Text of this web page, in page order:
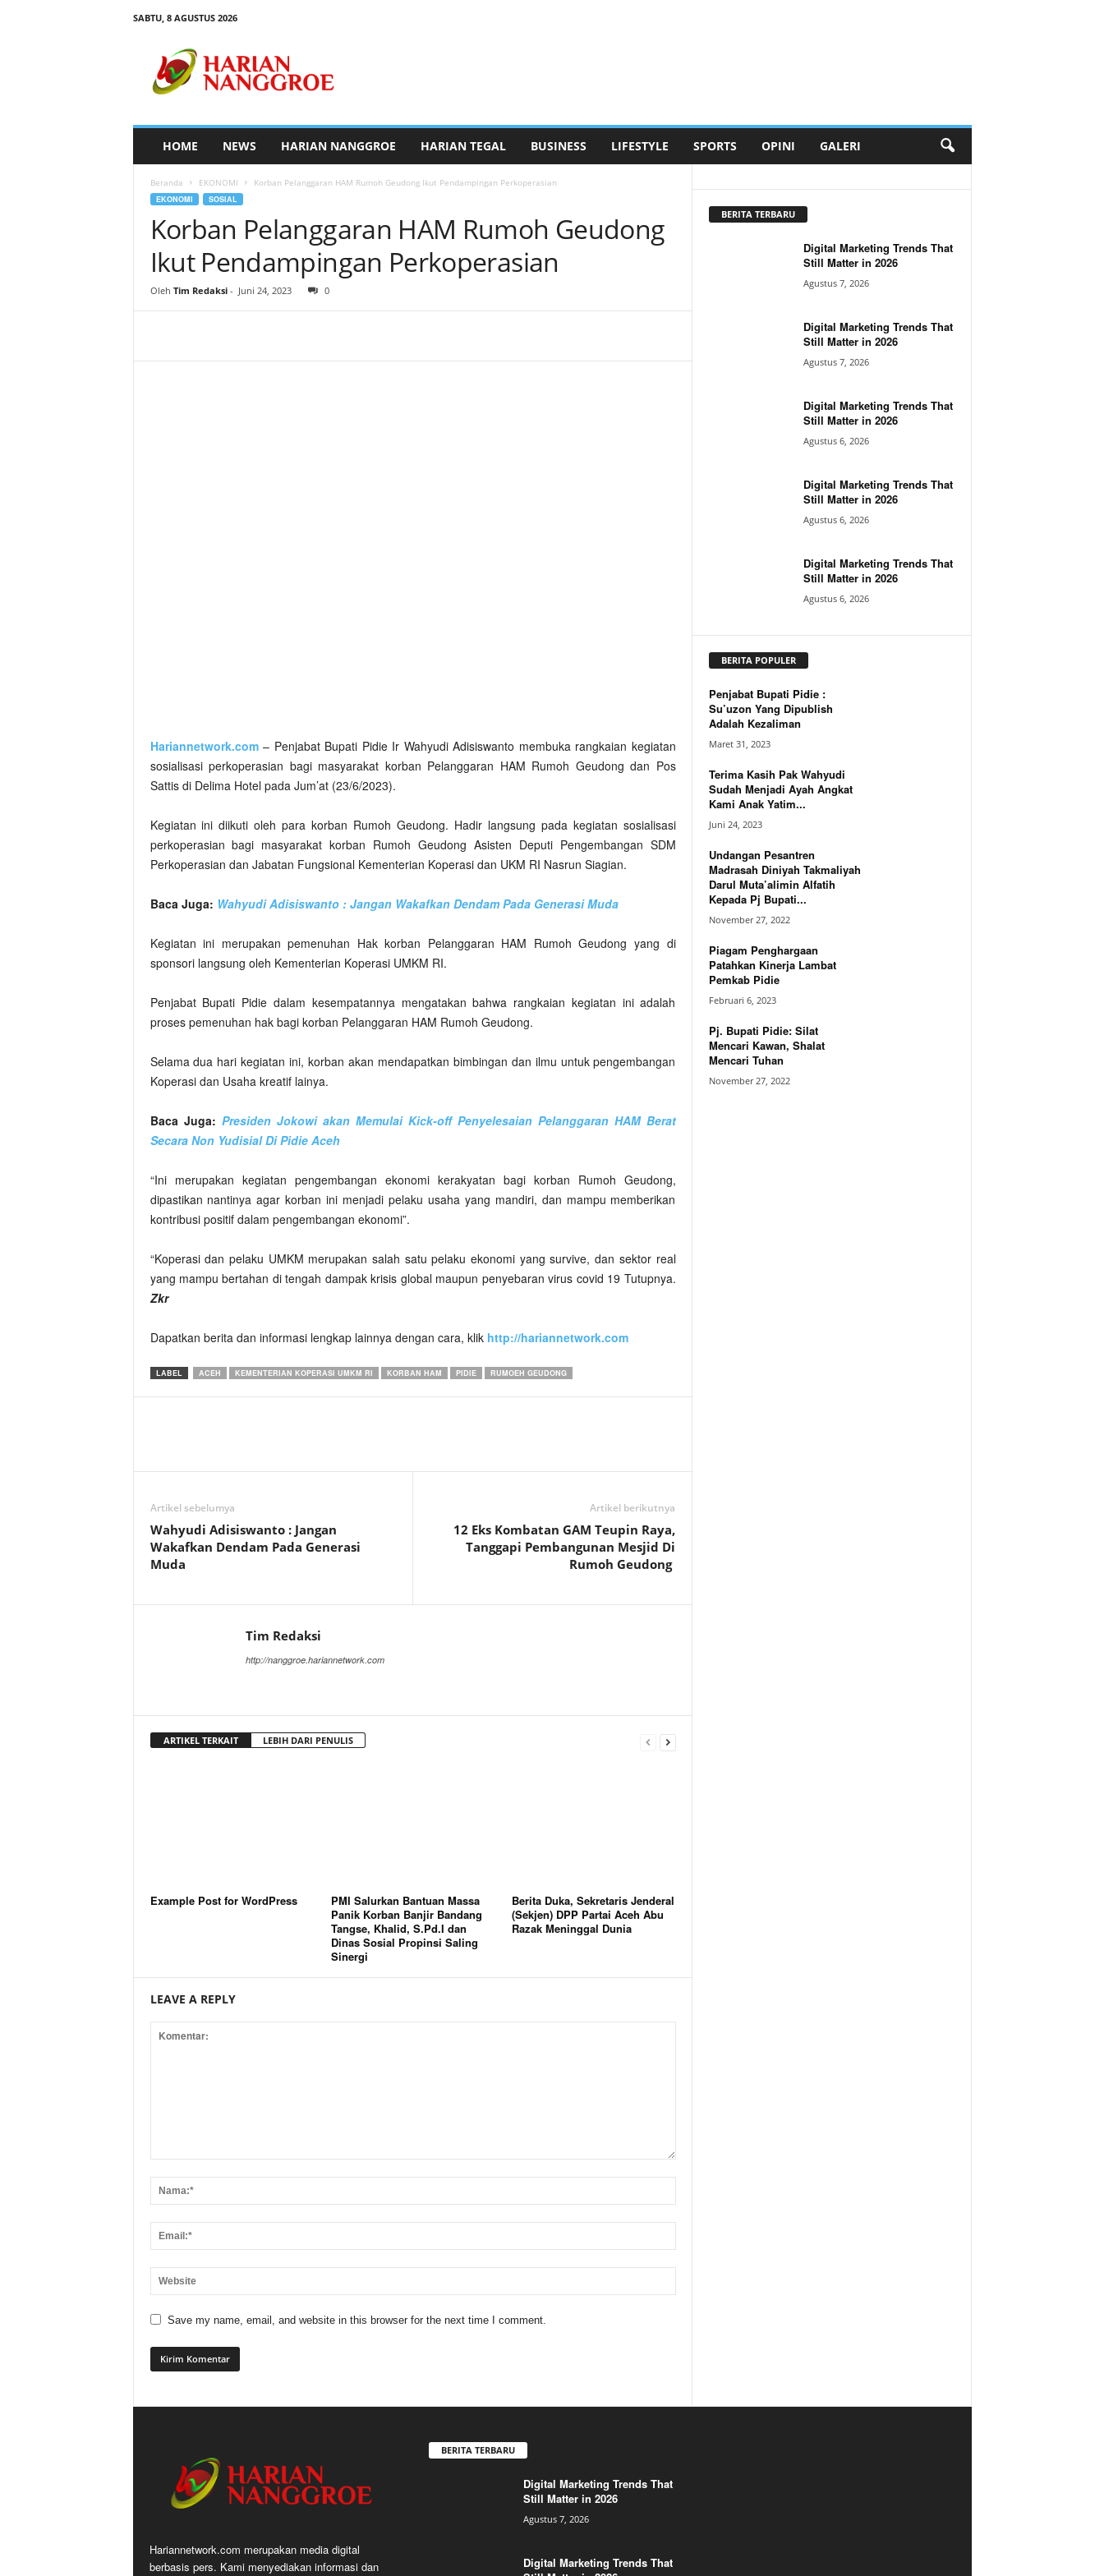
SABTU, 8 AGUSTUS 2026
HOME NEWS HARIAN NANGGROE HARIAN TEGAL BUSINESS LIFESTYLE SPORTS OPINI GALERI
Beranda EKONOMI Korban Pelanggaran HAM Rumoh Geudong Ikut Pendampingan Perkoperasian
EKONOMI SOSIAL
Korban Pelanggaran HAM Rumoh Geudong
Ikut Pendampingan Perkoperasian
Oleh Tim Redaksi- Juni 24, 2023 0
Hariannetwork.com– Penjabat Bupati Pidie Ir Wahyudi Adisiswanto membuka rangkaian kegiatan
sosialisasi perkoperasian bagi masyarakat korban Pelanggaran HAM Rumoh Geudong dan Pos
Sattis di Delima Hotel pada Jum’at (23/6/2023).
Kegiatan ini diikuti oleh para korban Rumoh Geudong. Hadir langsung pada kegiatan sosialisasi
perkoperasian bagi masyarakat korban Rumoh Geudong Asisten Deputi Pengembangan SDM
Perkoperasian dan Jabatan Fungsional Kementerian Koperasi dan UKM RI Nasrun Siagian.
Baca Juga: Wahyudi Adisiswanto : Jangan Wakafkan Dendam Pada Generasi Muda
Kegiatan ini merupakan pemenuhan Hak korban Pelanggaran HAM Rumoh Geudong yang di
sponsori langsung oleh Kementerian Koperasi UMKM RI.
Penjabat Bupati Pidie dalam kesempatannya mengatakan bahwa rangkaian kegiatan ini adalah
proses pemenuhan hak bagi korban Pelanggaran HAM Rumoh Geudong.
Selama dua hari kegiatan ini, korban akan mendapatkan bimbingan dan ilmu untuk pengembangan
Koperasi dan Usaha kreatif lainya.
Baca Juga: Presiden Jokowi akan Memulai Kick-off Penyelesaian Pelanggaran HAM Berat
Secara Non Yudisial Di Pidie Aceh
“Ini merupakan kegiatan pengembangan ekonomi kerakyatan bagi korban Rumoh Geudong,
dipastikan nantinya agar korban ini menjadi pelaku usaha yang mandiri, dan mampu memberikan
kontribusi positif dalam pengembangan ekonomi”.
“Koperasi dan pelaku UMKM merupakan salah satu pelaku ekonomi yang survive, dan sektor real
yang mampu bertahan di tengah dampak krisis global maupun penyebaran virus covid 19 Tutupnya.
Zkr
Dapatkan berita dan informasi lengkap lainnya dengan cara, klik http://hariannetwork.com
LABEL ACEH KEMENTERIAN KOPERASI UMKM RI KORBAN HAM PIDIE RUMOEH GEUDONG
Artikel sebelumya
Wahyudi Adisiswanto : Jangan
Wakafkan Dendam Pada Generasi
Muda
Artikel berikutnya
12 Eks Kombatan GAM Teupin Raya,
Tanggapi Pembangunan Mesjid Di
Rumoh Geudong
Tim Redaksi
http://nanggroe.hariannetwork.com
ARTIKEL TERKAIT LEBIH DARI PENULIS
Example Post for WordPress
PMI Salurkan Bantuan Massa
Panik Korban Banjir Bandang
Tangse, Khalid, S.Pd.I dan
Dinas Sosial Propinsi Saling
Sinergi
Berita Duka, Sekretaris Jenderal
(Sekjen) DPP Partai Aceh Abu
Razak Meninggal Dunia
LEAVE A REPLY
Save my name, email, and website in this browser for the next time I comment.
BERITA TERBARU
Digital Marketing Trends That
Still Matter in 2026
Agustus 7, 2026
Digital Marketing Trends That
Still Matter in 2026
Agustus 7, 2026
Digital Marketing Trends That
Still Matter in 2026
Agustus 6, 2026
Digital Marketing Trends That
Still Matter in 2026
Agustus 6, 2026
Digital Marketing Trends That
Still Matter in 2026
Agustus 6, 2026
BERITA POPULER
Penjabat Bupati Pidie :
Su’uzon Yang Dipublish
Adalah Kezaliman
Maret 31, 2023
Terima Kasih Pak Wahyudi
Sudah Menjadi Ayah Angkat
Kami Anak Yatim...
Juni 24, 2023
Undangan Pesantren
Madrasah Diniyah Takmaliyah
Darul Muta’alimin Alfatih
Kepada Pj Bupati...
November 27, 2022
Piagam Penghargaan
Patahkan Kinerja Lambat
Pemkab Pidie
Februari 6, 2023
Pj. Bupati Pidie: Silat
Mencari Kawan, Shalat
Mencari Tuhan
November 27, 2022
Hariannetwork.com merupakan media digital
berbasis pers. Kami menyediakan informasi dan
BERITA TERBARU
Digital Marketing Trends That
Still Matter in 2026
Agustus 7, 2026
Digital Marketing Trends That